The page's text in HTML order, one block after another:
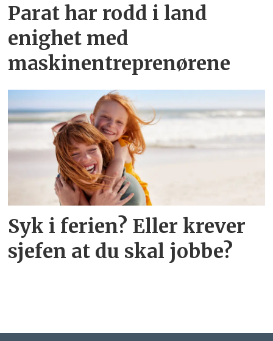
Parat har rodd i land
enighet med
maskinentreprenørene
Syk i ferien? Eller krever
sjefen at du skal jobbe?